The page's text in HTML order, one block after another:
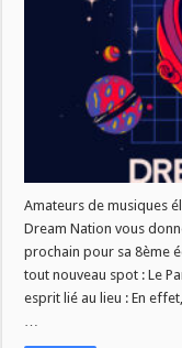
Amateurs de musiques
Dream Nation vous
prochain pour sa 8ème
tout nouveau spot : Le
esprit lié au lieu : En
…